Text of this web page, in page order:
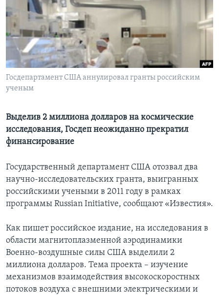
Learning English
СОЦИАЛЬНЫЕ СЕТИ
Языки
Госдепартамент США аннулировал гранты российским
ученым
Выделив 2 миллиона долларов на космические
исследования, Госдеп неожиданно прекратил
финансирование
Государственный департамент США отозвал два
научно-исследовательских гранта, выигранных
российскими учеными в 2011 году в рамках
программы Russian Initiative, сообщают «Известия».
Как пишет российское издание, на исследования в
области магнитоплазменной аэродинамики
Военно-воздушные силы США выделили 2
миллиона долларов. Тема проекта – изучение
механизмов взаимодействия высокоскоростных
потоков воздуха с внешними электрическими и